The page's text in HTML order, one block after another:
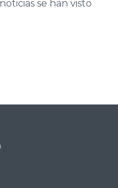
se han visto